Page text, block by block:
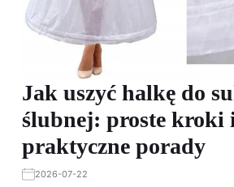
Jak uszyć halkę do
ślubnej: proste kroki
praktyczne porady
2026-07-22